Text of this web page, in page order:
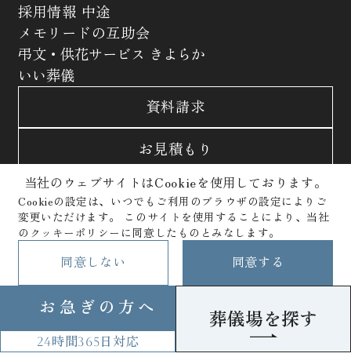
採用情報 中途
メモリードの互助会
弔文・供花サービス きよらか
いい葬儀
資料請求
お見積もり
お問合わせ
サイトポリシー
プライバシーポリシー
クッキーポリシー
Copyright © Memolead Corporation. All Rights Reserved.
当社のウェブサイトはCookieを使用しております。
Cookieの設定は、いつでもご利用のブラウザの設定によりご
変更いただけます。
このサイトを使用することにより、当社
のクッキーポリシーに同意したものとみなします。
同意しない 同意する
お急ぎの方へ
24時間365日 対応
葬儀場を探す